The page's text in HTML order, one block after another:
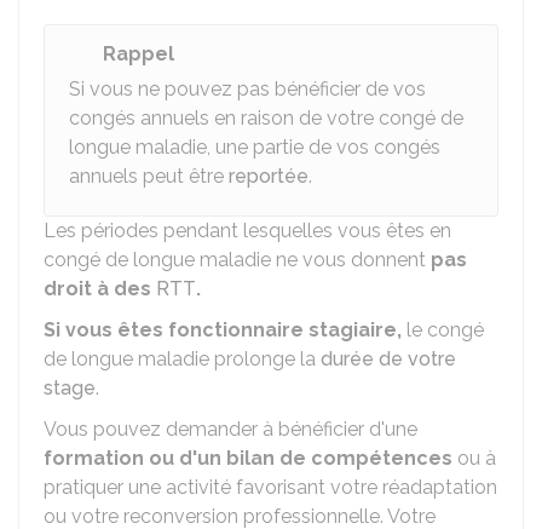
Rappel
Si vous ne pouvez pas bénéficier de vos
congés annuels en raison de votre congé de
longue maladie, une partie de vos congés
annuels peut être reportée.
Les périodes pendant lesquelles vous êtes en
congé de longue maladie ne vous donnent pas
droit à des RTT.
Si vous êtes fonctionnaire stagiaire, le congé
de longue maladie prolonge la durée de votre
stage.
Vous pouvez demander à bénéficier d'une
formation ou d'un bilan de compétences ou à
pratiquer une activité favorisant votre réadaptation
ou votre reconversion professionnelle. Votre